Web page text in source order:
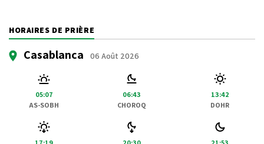
HORAIRES DE PRIÈRE
Casablanca 06 Août 2026
05:07
AS-SOBH
06:43
CHOROQ
13:42
DOHR